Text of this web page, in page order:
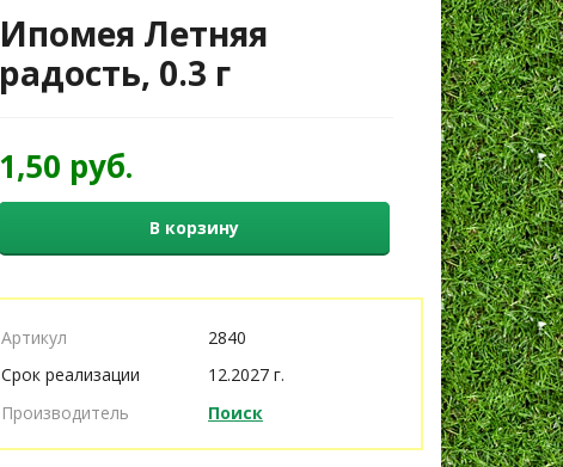
Ипомея Летняя
радость, 0.3 г
1,50 руб.
В корзину
Артикул
2840
Срок реализации
12.2027 г.
Производитель
Поиск